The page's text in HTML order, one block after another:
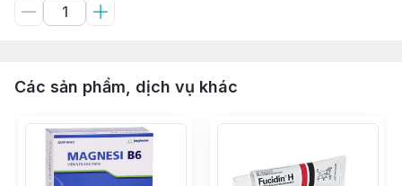
Các sản phẩm, dịch vụ khác